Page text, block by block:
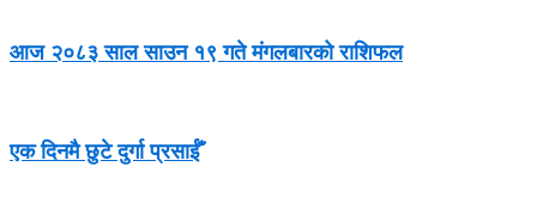
आज २०८३ साल साउन १९ गते मंगलबारको राशिफल
एक दिनमै छुटे दुर्गा प्रसाईँ